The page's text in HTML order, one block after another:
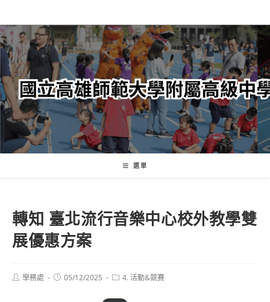
轉
至
主
內
容
選單
轉知 臺北流行音樂中心校外教學雙
展優惠方案
Post學務處
Post05/12/2025
Post4. 活動&競賽